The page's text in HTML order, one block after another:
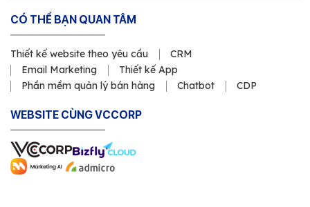
CÓ THỂ BẠN QUAN TÂM
Thiết kế website theo yêu cầu
CRM
Email Marketing
Thiết kế App
Phần mềm quản lý bán hàng
Chatbot CDP
WEBSITE CÙNG VCCORP